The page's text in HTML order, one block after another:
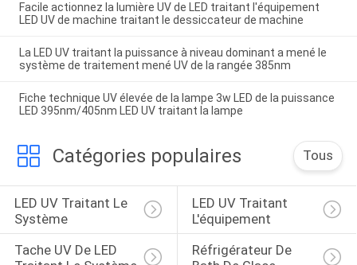
Facile actionnez la lumière UV de LED traitant l'équipement
LED UV de machine traitant le dessiccateur de machine
La LED UV traitant la puissance à niveau dominant a mené le
système de traitement mené UV de la rangée 385nm
Fiche technique UV élevée de la lampe 3w LED de la puissance
LED 395nm/405nm LED UV traitant la lampe
Catégories populaires Tous
LED UV Traitant Le
Système
LED UV Traitant
L'équipement
Tache UV De LED
Réfrigérateur De